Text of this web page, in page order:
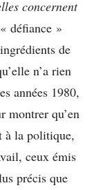
concernent
défiance »
de
n’a rien
années 1980,
montrer qu’en
à la politique,
ceux émis
précis que